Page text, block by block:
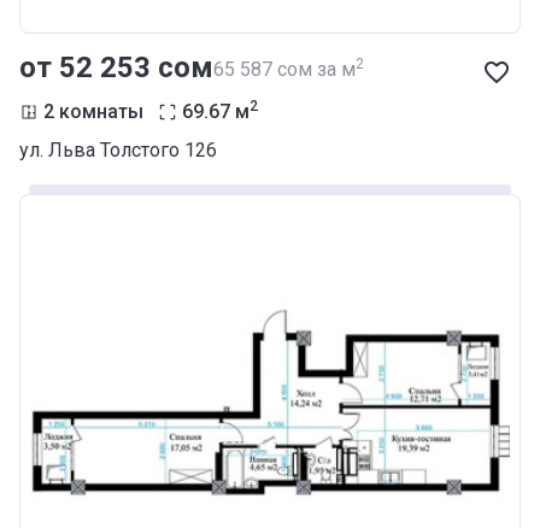
от ‍52 253 сом‍65 587 сом за м2
2 комнаты 69.67 м2
ул. Льва Толстого 126